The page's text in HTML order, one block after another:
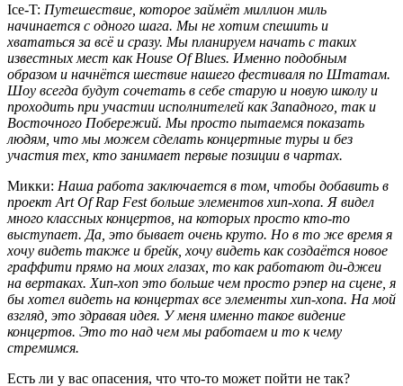
Ice-T: Путешествие, которое займёт миллион миль
начинается с одного шага. Мы не хотим спешить и
хвататься за всё и сразу. Мы планируем начать с таких
известных мест как House Of Blues. Именно подобным
образом и начнётся шествие нашего фестиваля по Штатам.
Шоу всегда будут сочетать в себе старую и новую школу и
проходить при участии исполнителей как Западного, так и
Восточного Побережий. Мы просто пытаемся показать
людям, что мы можем сделать концертные туры и без
участия тех, кто занимает первые позиции в чартах.
Микки: Наша работа заключается в том, чтобы добавить в
проект Art Of Rap Festбольше элементов хип-хопа. Я видел
много классных концертов, на которых просто кто-то
выступает. Да, это бывает очень круто. Но в то же время я
хочу видеть также и брейк, хочу видеть как создаётся новое
граффити прямо на моих глазах, то как работают ди-джеи
на вертаках. Хип-хоп это больше чем просто рэпер на сцене, я
бы хотел видеть на концертах все элементы хип-хопа. На мой
взгляд, это здравая идея. У меня именно такое видение
концертов. Это то над чем мы работаем и то к чему
стремимся.
Есть ли у вас опасения, что что-то может пойти не так?